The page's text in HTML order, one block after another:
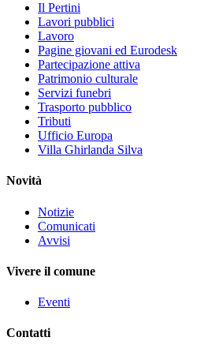
Il Pertini
Lavori pubblici
Lavoro
Pagine giovani ed Eurodesk
Partecipazione attiva
Patrimonio culturale
Servizi funebri
Trasporto pubblico
Tributi
Ufficio Europa
Villa Ghirlanda Silva
Novità
Notizie
Comunicati
Avvisi
Vivere il comune
Eventi
Contatti